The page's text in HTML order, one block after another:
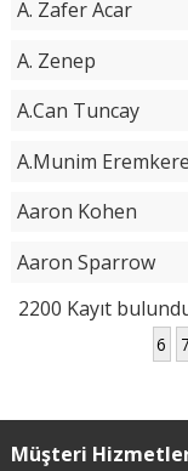
A. Zafer Acar
A. Zenep
A.Can Tuncay
A.Munim Eremkere
Aaron Kohen
Aaron Sparrow
2200 Kayıt
6
7
Müşteri